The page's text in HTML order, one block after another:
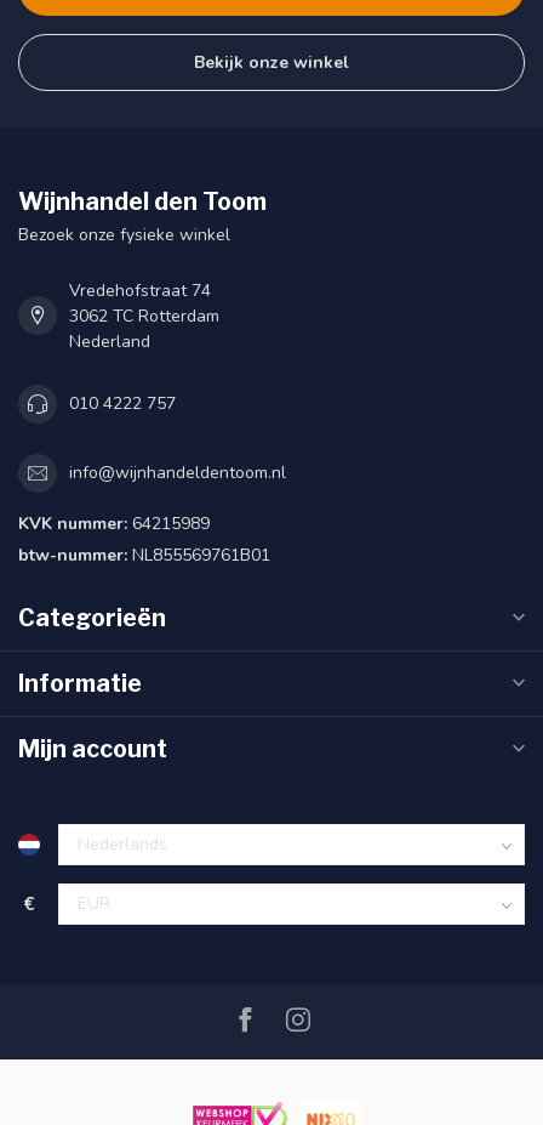
Bekijk onze winkel
Wijnhandel den Toom
Bezoek onze fysieke winkel
Vredehofstraat 74
3062 TC Rotterdam
Nederland
010 4222 757
info@wijnhandeldentoom.nl
KVK nummer: 64215989
btw-nummer: NL855569761B01
Categorieën
Informatie
Mijn account
€